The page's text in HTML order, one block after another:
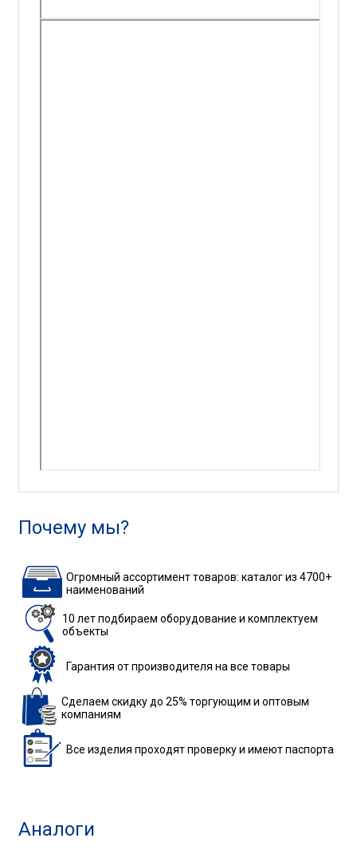
Почему мы?
Огромный ассортимент товаров: каталог из 4700+
наименований
10 лет подбираем оборудование и комплектуем
объекты
Гарантия от производителя на все товары
Сделаем скидку до 25% торгующим и оптовым
компаниям
Все изделия проходят проверкуи имеют паспорта
Аналоги